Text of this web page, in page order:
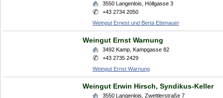
3550 Langenlois Höllgasse 3
+43 2734 2050
Weingut Ernest und Berta Ettenauer
Weingut Ernst Warnung
3492 Kamp Kampgasse 82
+43 2735 2429
Weingut Ernst Warnung
Weingut Erwin Hirsch, Syndikus-Keller
3550 Langenlois Zwettlerstraße 7